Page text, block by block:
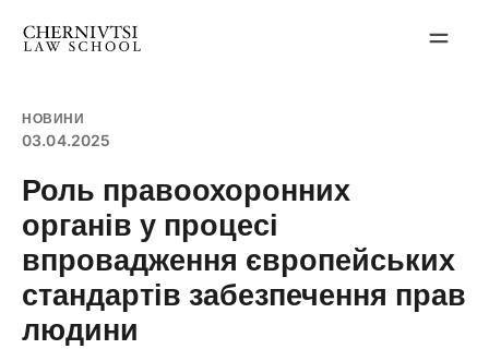
НОВИНИ
03.04.2025
Роль правоохоронних
органів у процесі
впровадження європейських
стандартів забезпечення прав
людини